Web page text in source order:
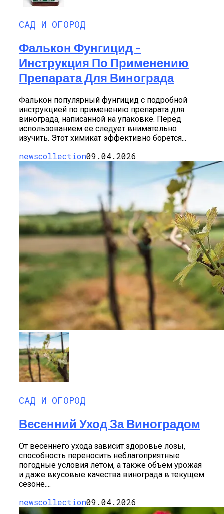
САД И ОГОРОД
Фалькон Фунгицид –
Инструкция По Применению
Препарата Для Винограда
Фалькон популярный фунгицид с подробной
инструкцией по применению препарата для
винограда, написанной на упаковке. Перед
использованием ее следует внимательно
изучить. Этот химикат эффективно борется...
newscollection09.04.2026
САД И ОГОРОД
Весенний Уход За Виноградом
От весеннего ухода зависит здоровье лозы,
способность переносить неблагоприятные
погодные условия летом, а также объём урожая
и даже вкусовые качества винограда в текущем
сезоне....
newscollection09.04.2026